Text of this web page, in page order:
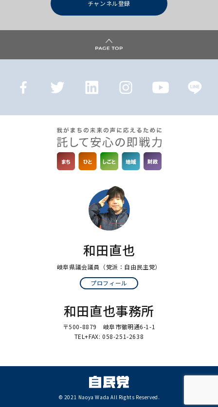
チャンネル登録
和田直也
岐阜県議会議員 （党派：自由民主党）
プロフィール
和田直也事務所
〒500-8879 岐阜市徹明通6-1-1
TEL+FAX: 058-251-2638
© 2021 Naoya Wada All Rights Reserved.